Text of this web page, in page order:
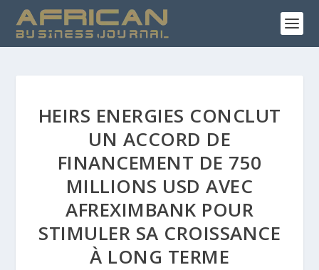
HEIRS ENERGIES CONCLUT
UN ACCORD DE
FINANCEMENT DE 750
MILLIONS USD AVEC
AFREXIMBANK POUR
STIMULER SA CROISSANCE
À LONG TERME